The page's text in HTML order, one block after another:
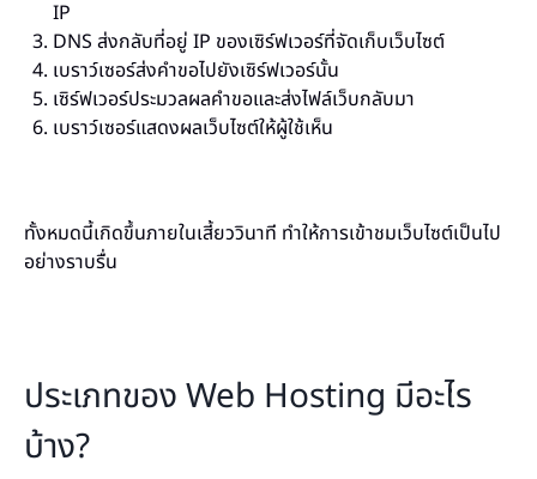
IP
DNS ส่งกลับที่อยู่ IP ของเซิร์ฟเวอร์ที่จัดเก็บเว็บไซต์
เบราว์เซอร์ส่งคำขอไปยังเซิร์ฟเวอร์นั้น
เซิร์ฟเวอร์ประมวลผลคำขอและส่งไฟล์เว็บกลับมา
เบราว์เซอร์แสดงผลเว็บไซต์ให้ผู้ใช้เห็น
ทั้งหมดนี้เกิดขึ้นภายในเสี้ยววินาที ทำให้การเข้าชมเว็บไซต์เป็นไป
อย่างราบรื่น
ประเภทของ Web Hosting มีอะไร
บ้าง?